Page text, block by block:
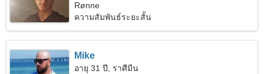
Rønne
ความสัมพันธ์ระยะสั้น
Mike
อายุ 31 ปี, ราศีมีน